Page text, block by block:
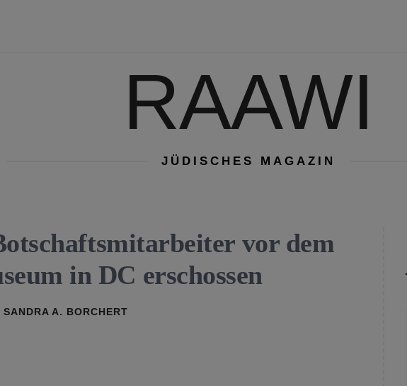
RAAWI
JÜDISCHES MAGAZIN
vor dem
in DC erschossen
SANDRA A. BORCHERT